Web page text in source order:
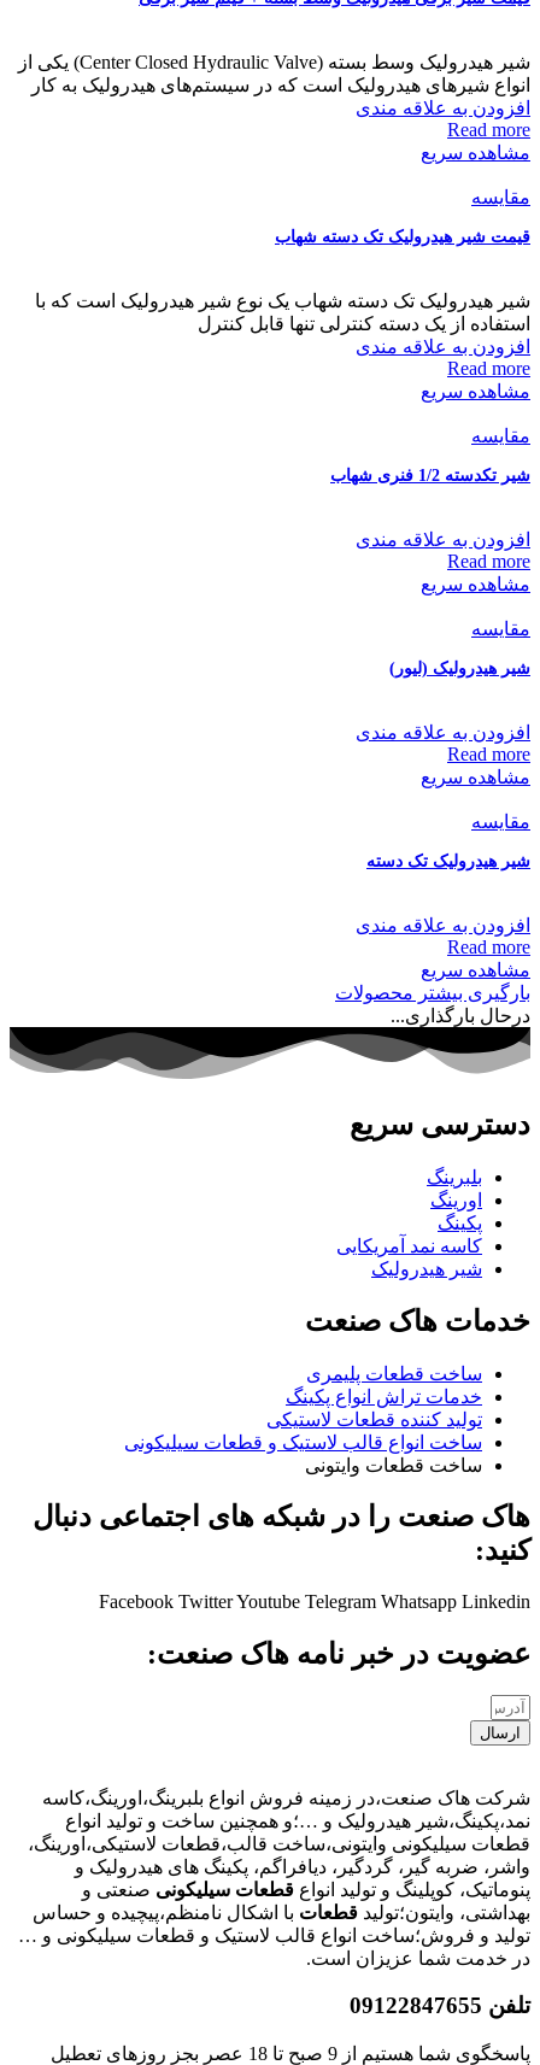
شیر هیدرولیک وسط بسته (Center Closed Hydraulic Valve) یکی از
انواع شیرهای هیدرولیک است که در سیستم‌های هیدرولیک به کار
افزودن به علاقه مندی
Read more
مشاهده سریع
مقایسه
قیمت شیر هیدرولیک تک دسته شهاب
شیر هیدرولیک تک دسته شهاب یک نوع شیر هیدرولیک است که با
استفاده از یک دسته کنترلی تنها قابل کنترل
افزودن به علاقه مندی
Read more
مشاهده سریع
مقایسه
شیر تکدسته 1/2 فنری شهاب
افزودن به علاقه مندی
Read more
مشاهده سریع
مقایسه
شیر هیدرولیک (لیور)
افزودن به علاقه مندی
Read more
مشاهده سریع
مقایسه
شیر هیدرولیک تک دسته
افزودن به علاقه مندی
Read more
مشاهده سریع
بارگیری بیشتر محصولات
درحال بارگذاری...
دسترسی سریع
بلبرینگ
اورینگ
پکینگ
کاسه نمد آمریکایی
شیر هیدرولیک
خدمات هاک صنعت
ساخت قطعات پلیمری
خدمات تراش انواع پکینگ
تولید کننده قطعات لاستیکی
ساخت انواع قالب لاستیک و قطعات سیلیکونی
ساخت قطعات وایتونی
هاک صنعت را در شبکه های اجتماعی دنبال
کنید:
Facebook TwitterYoutube Telegram Whatsapp Linkedin
عضویت در خبر نامه هاک صنعت:
ارسال
شرکت هاک صنعت،در زمینه فروش انواع بلبرینگ،اورینگ،کاسه
نمد،پکینگ،شیر هیدرولیک و …؛و همچنین ساخت و تولید انواع
قطعات سیلیکونی وایتونی،ساخت قالب،قطعات لاستیکی،اورینگ،
واشر، ضربه گیر، گردگیر، دیافراگم، پکینگ های هیدرولیک و
پنوماتیک، کوپلینگ و تولید انواع قطعات سیلیکونی صنعتی و
بهداشتی، وایتون؛تولید قطعات با اشکال نامنظم،پیچیده و حساس
تولید و فروش؛ساخت انواع قالب لاستیک و قطعات سیلیکونی و …
در خدمت شما عزیزان است.
تلفن 09122847655
پاسخگوی شما هستیم از 9 صبح تا 18 عصر بجز روزهای تعطیل